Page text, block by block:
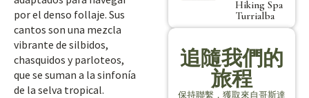
por el denso follaje. Sus
cantos son una mezcla
vibrante de silbidos,
chasquidos y parloteos,
que se suman a la sinfonía
de la selva tropical.
Hiking Spa
Turrialba
追隨我們的
旅程
保持聯繫，獲取來自哥斯達